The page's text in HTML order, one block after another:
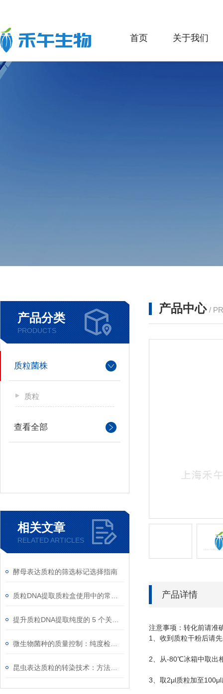
首页 关于我们
产品分类
PRODUCTS
质粒菌株
质粒
查看全部
相关文章
RELATED ARTICLES
酵母表达质粒的筛选标记选择指南
产品中心 /
产品详情
注意事项：转化前请准
1 、收到质粒干粉后请先
2、从-80℃冰箱中取出
3、取 2μl质粒加至 100μl